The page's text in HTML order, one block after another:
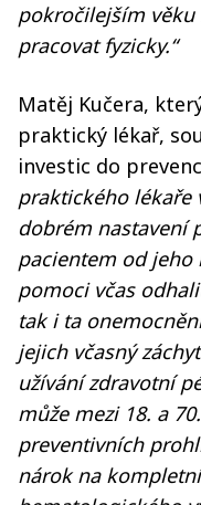
pokročilejším
pracovat fyzicky.“
Matěj Kučera,
praktický lékař,
investic do
praktického lékaře
dobrém nastavení
pacientem od jeho
pomoci včas
tak i ta
jejich včasný
užívání zdravotní
může mezi 18. a
preventivních
nárok na